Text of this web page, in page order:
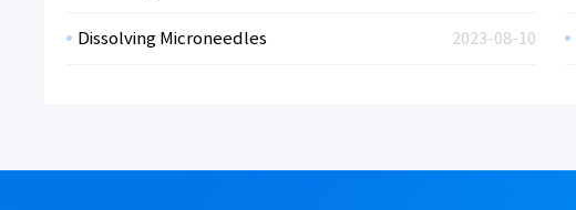
2023-08-10
Dissolving Microneedles